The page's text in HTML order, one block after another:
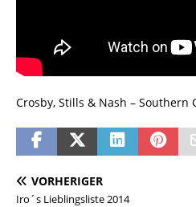
Crosby, Stills & Nash – Southern
VORHERIGER
Iro´s Lieblingsliste 2014